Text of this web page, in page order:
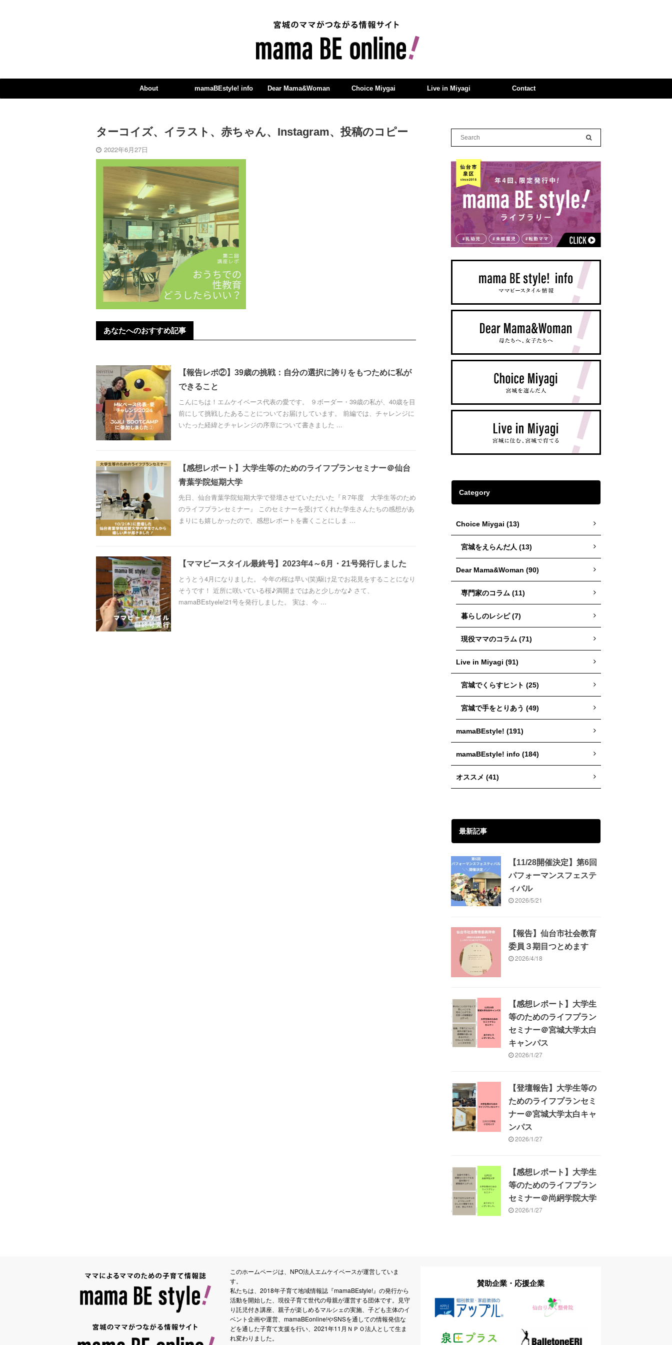
About mamaBEstyle! info Dear Mama&Woman Choice Miygai Live in Miyagi Contact
ターコイズ、イラスト、赤ちゃん、Instagram、投稿のコピー
2022年6月27日
あなたへのおすすめ記事
【報告レポ②】39歳の挑戦：自分の選択に誇りをもつために私が
できること
こんにちは！エムケイベース代表の愛です。 ９ボーダー・39歳の私が、40歳を目
前にして挑戦したあることについてお届けしています。 前編では、チャレンジに
いたった経緯とチャレンジの序章について書きました ...
【感想レポート】大学生等のためのライフプランセミナー＠仙台
青葉学院短期大学
先日、仙台青葉学院短期大学で登壇させていただいた『Ｒ7年度 大学生等のため
のライフプランセミナー』 このセミナーを受けてくれた学生さんたちの感想があ
まりにも嬉しかったので、感想レポートを書くことにしま ...
【ママビースタイル最終号】2023年4～6月・21号発行しました
とうとう4月になりました。 今年の桜は早い(笑)駆け足でお花見をすることになり
そうです！ 近所に咲いている桜♪満開まではあと少しかな♪ さて、
mamaBEstyele!21号を発行しました。 実は、今 ...
Category
Choice Miygai (13)
宮城をえらんだ人 (13)
Dear Mama&Woman (90)
専門家のコラム (11)
暮らしのレシピ (7)
現役ママのコラム (71)
Live in Miyagi (91)
宮城でくらすヒント (25)
宮城で手をとりあう (49)
mamaBEstyle! (191)
mamaBEstyle! info (184)
オススメ (41)
最新記事
【11/28開催決定】第6回
パフォーマンスフェステ
ィバル
2026/5/21
【報告】仙台市社会教育
委員３期目つとめます
2026/4/18
【感想レポート】大学生
等のためのライフプラン
セミナー＠宮城大学太白
キャンパス
2026/1/27
【登壇報告】大学生等の
ためのライフプランセミ
ナー＠宮城大学太白キャ
ンパス
2026/1/27
【感想レポート】大学生
等のためのライフプラン
セミナー＠尚絅学院大学
2026/1/27
このホームページは、NPO法人エムケイベースが運営していま
す。
私たちは、2018年子育て地域情報誌『mamaBEstyle!』の発行から
活動を開始した、現役子育て世代の母親が運営する団体です。見守
り託児付き講座、親子が楽しめるマルシェの実施、子ども主体のイ
ベント企画や運営、mamaBEonline!やSNSを通しての情報発信な
どを通した子育て支援を行い、2021年11月ＮＰＯ法人として生ま
れ変わりました。
賛助企業・応援企業